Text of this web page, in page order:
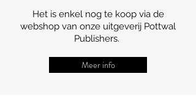
Het is enkel nog te koop via de
webshop van onze uitgeverij Pottwal
Publishers.
Meer info